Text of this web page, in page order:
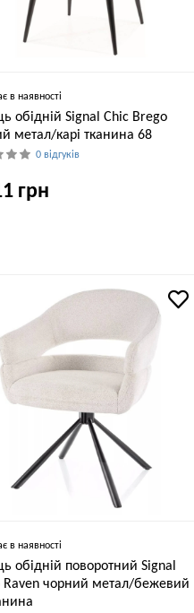
в наявності
обідній Signal Chic Brego
метал/карі тканина 68
0 відгуків
грн
в наявності
обідній поворотний Signal
Raven чорний метал/бежевий